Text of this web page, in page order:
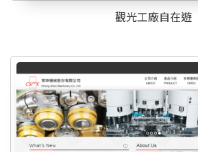
觀光工廠自在遊